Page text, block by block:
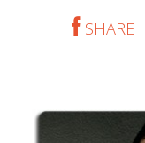
SHARE